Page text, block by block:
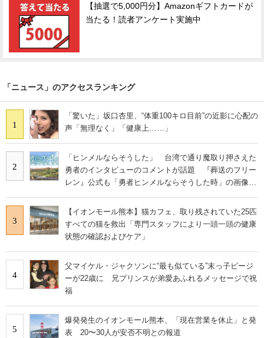
【抽選で5,000円分】Amazonギフトカードが
当たる！読者アンケート実施中
「ニュース」のアクセスランキング
1
「驚いた」坂口杏里、“体重100キロ目前”の近影に心配の
声「無理なく」「健康上……」
2
「ヒンメルならそうした」 台湾で通り魔取り押さえた
勇者のインタビューのコメントが話題 『葬送のフリー
レン』公式も「勇者ヒンメルならそうした時」の画像を
3
【イオンモール熊本】猫カフェ、取り残されていた25匹
すべての猫を救出「専門スタッフにより一頭一頭の健康
状態の確認およびケア」
4
父マイケル・ジャクソンに“最も似ている”末っ子ビージ
ーが22歳に 兄プリンスが弟愛あふれるメッセージで祝
福
5
爆発発生のイオンモール熊本、「現在営業を休止」と発
表 20〜30人が安否不明との報道